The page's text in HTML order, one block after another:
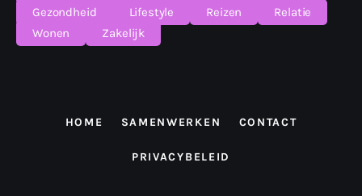
Gezondheid
Lifestyle Reizen
Relatie
Wonen
Zakelijk
HOME SAMENWERKEN CONTACT
PRIVACYBELEID